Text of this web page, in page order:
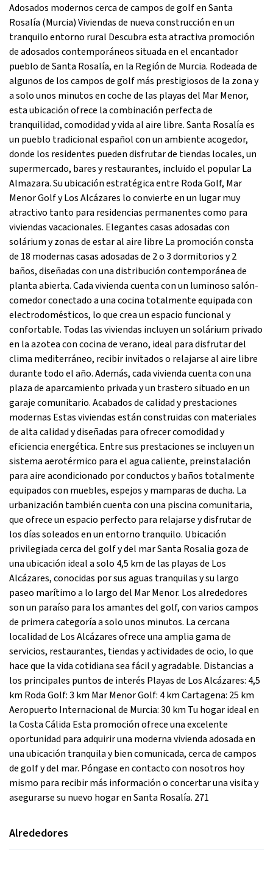
Adosados modernos cerca de campos de golf en Santa
Rosalía (Murcia) Viviendas de nueva construcción en un
tranquilo entorno rural Descubra esta atractiva promoción
de adosados contemporáneos situada en el encantador
pueblo de Santa Rosalía, en la Región de Murcia. Rodeada de
algunos de los campos de golf más prestigiosos de la zona y
a solo unos minutos en coche de las playas del Mar Menor,
esta ubicación ofrece la combinación perfecta de
tranquilidad, comodidad y vida al aire libre. Santa Rosalía es
un pueblo tradicional español con un ambiente acogedor,
donde los residentes pueden disfrutar de tiendas locales, un
supermercado, bares y restaurantes, incluido el popular La
Almazara. Su ubicación estratégica entre Roda Golf, Mar
Menor Golf y Los Alcázares lo convierte en un lugar muy
atractivo tanto para residencias permanentes como para
viviendas vacacionales. Elegantes casas adosadas con
solárium y zonas de estar al aire libre La promoción consta
de 18 modernas casas adosadas de 2 o 3 dormitorios y 2
baños, diseñadas con una distribución contemporánea de
planta abierta. Cada vivienda cuenta con un luminoso salón-
comedor conectado a una cocina totalmente equipada con
electrodomésticos, lo que crea un espacio funcional y
confortable. Todas las viviendas incluyen un solárium privado
en la azotea con cocina de verano, ideal para disfrutar del
clima mediterráneo, recibir invitados o relajarse al aire libre
durante todo el año. Además, cada vivienda cuenta con una
plaza de aparcamiento privada y un trastero situado en un
garaje comunitario. Acabados de calidad y prestaciones
modernas Estas viviendas están construidas con materiales
de alta calidad y diseñadas para ofrecer comodidad y
eficiencia energética. Entre sus prestaciones se incluyen un
sistema aerotérmico para el agua caliente, preinstalación
para aire acondicionado por conductos y baños totalmente
equipados con muebles, espejos y mamparas de ducha. La
urbanización también cuenta con una piscina comunitaria,
que ofrece un espacio perfecto para relajarse y disfrutar de
los días soleados en un entorno tranquilo. Ubicación
privilegiada cerca del golf y del mar Santa Rosalia goza de
una ubicación ideal a solo 4,5 km de las playas de Los
Alcázares, conocidas por sus aguas tranquilas y su largo
paseo marítimo a lo largo del Mar Menor. Los alrededores
son un paraíso para los amantes del golf, con varios campos
de primera categoría a solo unos minutos. La cercana
localidad de Los Alcázares ofrece una amplia gama de
servicios, restaurantes, tiendas y actividades de ocio, lo que
hace que la vida cotidiana sea fácil y agradable. Distancias a
los principales puntos de interés Playas de Los Alcázares: 4,5
km Roda Golf: 3 km Mar Menor Golf: 4 km Cartagena: 25 km
Aeropuerto Internacional de Murcia: 30 km Tu hogar ideal en
la Costa Cálida Esta promoción ofrece una excelente
oportunidad para adquirir una moderna vivienda adosada en
una ubicación tranquila y bien comunicada, cerca de campos
de golf y del mar. Póngase en contacto con nosotros hoy
mismo para recibir más información o concertar una visita y
asegurarse su nuevo hogar en Santa Rosalía. 271
Alrededores